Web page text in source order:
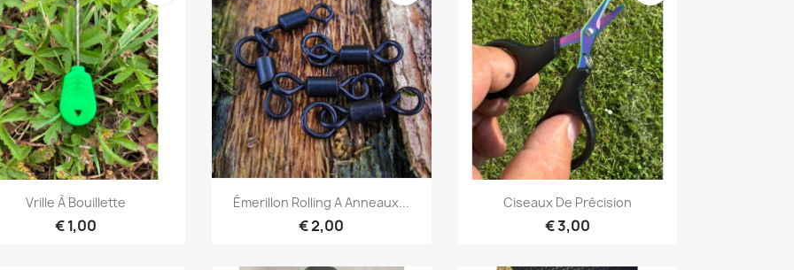
Snel bekijken
Vrille À Bouillette
€ 1,00
Snel bekijken
Émerillon Rolling A Anneaux...
€ 2,00
Snel bekijken
Ciseaux De Précision
€ 3,00